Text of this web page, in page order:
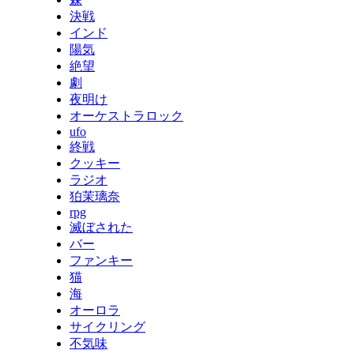
決戦
インド
陽気
絶望
劇
夜明け
オーケストラロック
ufo
終戦
クッキー
ラジオ
狛茉璃奈
rpg
滅ぼされた
バー
ファンキー
猫
海
オーロラ
サイクリング
不気味